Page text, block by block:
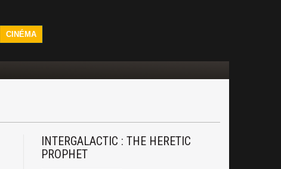
CINÉMA
INTERGALACTIC : THE HERETIC
PROPHET